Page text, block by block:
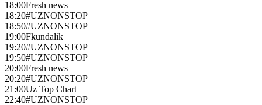
18:00Fresh news
18:20#UZNONSTOP
18:50#UZNONSTOP
19:00Fkundalik
19:20#UZNONSTOP
19:50#UZNONSTOP
20:00Fresh news
20:20#UZNONSTOP
21:00Uz Top Chart
22:40#UZNONSTOP